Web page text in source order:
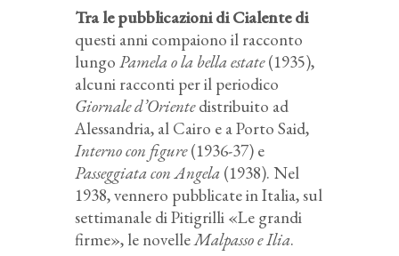
Tra le pubblicazioni di Cialente di
questi anni compaiono il racconto
lungo Pamela o la bella estate(1935),
alcuni racconti per il periodico
Giornale d’Orientedistribuito ad
Alessandria, al Cairo e a Porto Said,
Interno con figure(1936-37) e
Passeggiata con Angela (1938). Nel
1938, vennero pubblicate in Italia, sul
settimanale di Pitigrilli «Le grandi
firme», le novelleMalpasso e Ilia.